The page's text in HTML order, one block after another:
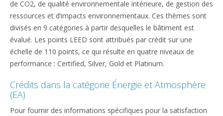
de CO2, de qualité environnementale intérieure, de gestion des
ressources et d’impacts environnementaux. Ces thèmes sont
divisés en 9 catégories à partir desquelles le bâtiment est
évalué. Les points LEED sont attribués par crédit sur une
échelle de 110 points, ce qui résulte en quatre niveaux de
performance : Certified, Silver, Gold et Platinum.
Crédits dans la catégorie Énergie et Atmosphère
(EA)
Pour fournir des informations spécifiques pour la satisfaction